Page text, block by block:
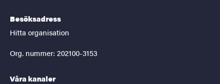
Besöksadress
Hitta organisation
Org. nummer: 202100-3153
Våra kanaler